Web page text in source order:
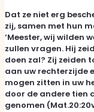
Dat ze niet erg
zij, samen met hun
‘Meester, wij wilden
zullen vragen. Hij
doen zal? Zij zeiden
aan uw rechterzijde
mogen zitten in uw
door de andere tien
genomen